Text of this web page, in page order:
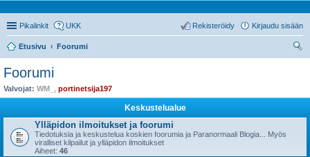
Pikalinkit UKK Kirjaudu sisään
Rekisteröidy
Etusivu
Foorumi
Foorumi
Valvojat: WM_ portinetsija197
Keskustelualue
Ylläpidon ilmoitukset ja foorumi
Tiedotuksia ja keskustelua koskien foorumia ja Paranormaali Blogia... Myös
viralliset kilpailut ja ylläpidon ilmoitukset
Aiheet: 46